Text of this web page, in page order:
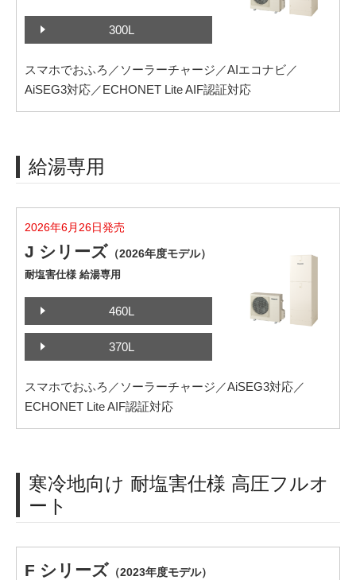
300L
スマホでおふろ／ソーラーチャージ／AIエコナビ／
AiSEG3対応／ECHONET Lite AIF認証対応
給湯専用
2026年6月26日発売
J シリーズ （2026年度モデル）
耐塩害仕様 給湯専用
460L
370L
スマホでおふろ／ソーラーチャージ／AiSEG3対応／
ECHONET Lite AIF認証対応
寒冷地向け 耐塩害仕様 高圧フルオ
ート
F シリーズ （2023年度モデル）